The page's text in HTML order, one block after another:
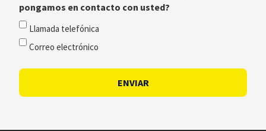
pongamos en contacto con usted?
Llamada telefónica
Correo electrónico
ENVIAR